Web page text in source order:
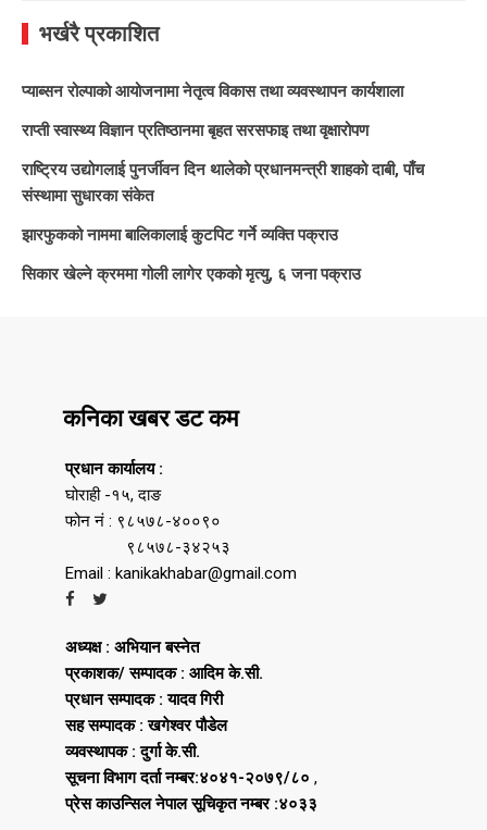
भर्खरै प्रकाशित
प्याब्सन रोल्पाको आयोजनामा नेतृत्व विकास तथा व्यवस्थापन कार्यशाला
राप्ती स्वास्थ्य विज्ञान प्रतिष्ठानमा बृहत सरसफाइ तथा वृक्षारोपण
राष्ट्रिय उद्योगलाई पुनर्जीवन दिन थालेको प्रधानमन्त्री शाहको दाबी, पाँच
संस्थामा सुधारका संकेत
झारफुकको नाममा बालिकालाई कुटपिट गर्ने व्यक्ति पक्राउ
सिकार खेल्ने क्रममा गोली लागेर एकको मृत्यु, ६ जना पक्राउ
कनिका खबर डट कम
प्रधान कार्यालय :
घोराही -१५, दाङ
फोन नं : ९८५७८-४००९०
९८५७८-३४२५३
Email : kanikakhabar@gmail.com
अध्यक्ष : अभियान बस्नेत
प्रकाशक/ सम्पादक : आदिम के.सी.
प्रधान सम्पादक : यादव गिरी
सह सम्पादक : खगेश्वर पौडेल
व्यवस्थापक : दुर्गा के.सी.
सूचना विभाग दर्ता नम्बर:४०४१-२०७९/८० ,
प्रेस काउन्सिल नेपाल सूचिकृत नम्बर :४०३३